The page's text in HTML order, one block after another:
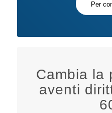
Per
Cambia la
aventi